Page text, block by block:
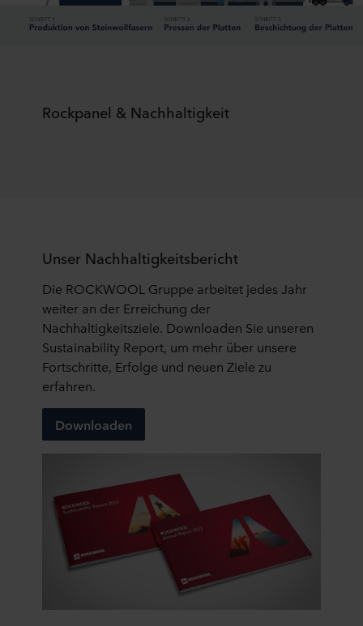
Rockpanel & Nachhaltigkeit
Unser Nachhaltigkeitsbericht
Die ROCKWOOL Gruppe arbeitet jedes Jahr
weiter an der Erreichung der
Nachhaltigkeitsziele. Downloaden Sie unseren
Sustainability Report, um mehr über unsere
Fortschritte, Erfolge und neuen Ziele zu
erfahren.
Downloaden